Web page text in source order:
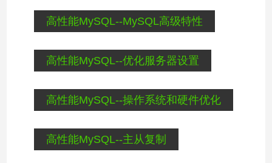
高性能MySQL--MySQL高级特性
高性能MySQL--优化服务器设置
高性能MySQL--操作系统和硬件优化
高性能MySQL--主从复制